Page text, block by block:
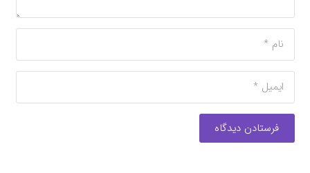
فرستادن دیدگاه